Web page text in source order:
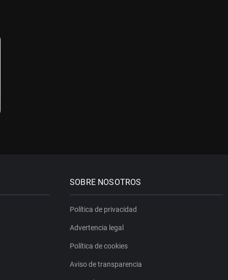
SOBRE NOSOTROS
Política de privacidad
Advertencia legal
Política de cookies
Aviso de transparencia